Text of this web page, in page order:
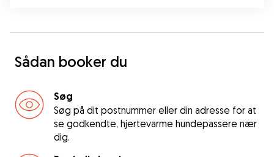
Sådan booker du
Søg
Søg på dit postnummer eller din adresse for at
se godkendte, hjertevarme hundepassere nær
dig.